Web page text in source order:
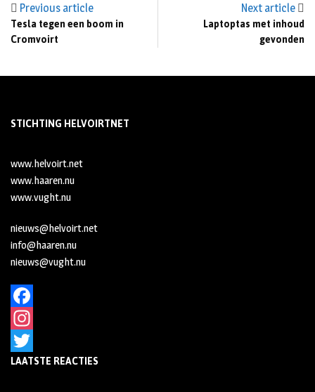
Previous article
Tesla tegen een boom in
Cromvoirt
Next article
Laptoptas met inhoud
gevonden
STICHTING HELVOIRTNET
www.helvoirt.net
www.haaren.nu
www.vught.nu
nieuws@helvoirt.net
info@haaren.nu
nieuws@vught.nu
F
a
c
n
T
LAATSTE REACTIES